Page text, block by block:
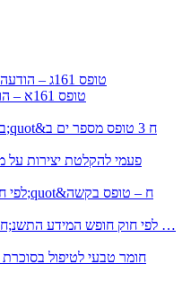
טופס 161ג – הודעה על חזרה מרצף פיצויים / קיצבה
טופס 161א – הודעת עובד עקב פרישה מעבודה
) 1998 ( לפי חוק חופש המידע התשנ;ח – טופס בקשה לקבלת …
חומר טבעי לטיפול